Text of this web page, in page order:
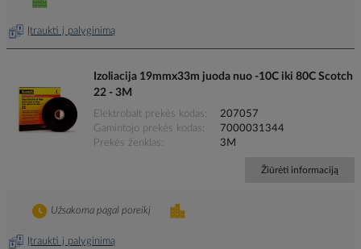
Įtraukti į palyginimą
Izoliacija 19mmx33m juoda nuo -10C iki 80C Scotch
22 - 3M
Elektrobalt prekės kodas
207057
Gamintojo prekės kodas
7000031344
Prekės ženklas
3M
Žiūrėti informaciją
Įtraukti į palyginimą
Užsakoma pagal poreikį